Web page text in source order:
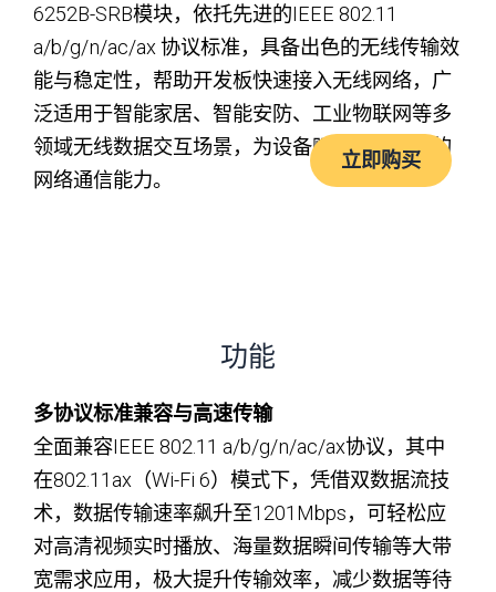
6252B-SRB模块，依托先进的IEEE 802.11
a/b/g/n/ac/ax 协议标准，具备出色的无线传输效
能与稳定性，帮助开发板快速接入无线网络，广
泛适用于智能家居、智能安防、工业物联网等多
领域无线数据交互场景，为设备赋予强劲可靠的
网络通信能力。
立即购买
功能
多协议标准兼容与高速传输
全面兼容IEEE 802.11 a/b/g/n/ac/ax协议，其中
在802.11ax（Wi-Fi 6）模式下，凭借双数据流技
术，数据传输速率飙升至1201Mbps，可轻松应
对高清视频实时播放、海量数据瞬间传输等大带
宽需求应用，极大提升传输效率，减少数据等待